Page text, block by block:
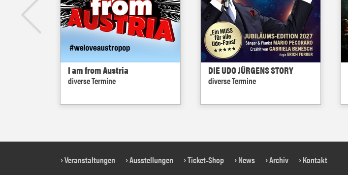
I am from Austria
diverse Termine
DIE UDO JÜRGENS STORY
diverse Termine
Veranstaltungen Ausstellungen Ticket-Shop News Archiv Kontakt